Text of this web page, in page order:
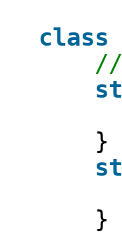
class
//
}
}